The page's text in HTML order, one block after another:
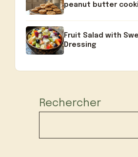
peanut butter
Fruit Salad with
Dressing
Rechercher